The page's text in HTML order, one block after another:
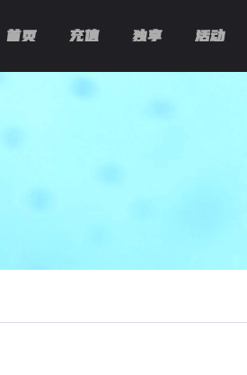
首页 充值 独享 活动